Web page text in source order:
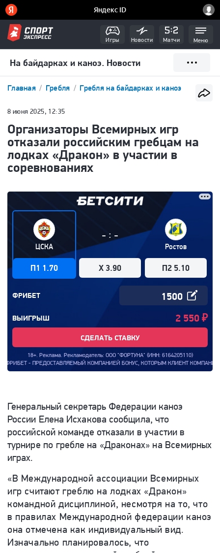
Игры Новости Матчи Меню
На байдарках и каноэ. Новости
Главная Гребля Гребля на байдарках и каноэ
8 июня 2025, 12:35
Организаторы Всемирных игр
отказали российским гребцам на
лодках «Дракон» в участии в
соревнованиях
ЦСКА
П1 1.70
- : -
X 3.90
Ростов
П2 5.10
ФРИБЕТ
ВЫИГРЫШ 2 550 ₽
СДЕЛАТЬ СТАВКУ
18+. Реклама. Рекламодатель: ООО "ФОРТУНА" (ИНН: 6164205110)
- ПРЕДОСТАВЛЯЕМЫЙ КОМПАНИЕЙ БОНУС, КОТОРЫМ КЛИЕНТ КОМПАНИИ
Генеральный секретарь Федерации каноэ
России Елена Исхакова сообщила, что
российской команде отказали в участии в
турнире по гребле на «Драконах» на Всемирных
играх.
«В Международной ассоциации Всемирных
игр считают греблю на лодках «Дракон»
командной дисциплиной, несмотря на то, что
в правилах Международной федерации каноэ
она отмечена как индивидуальный вид.
Изначально планировалось, что